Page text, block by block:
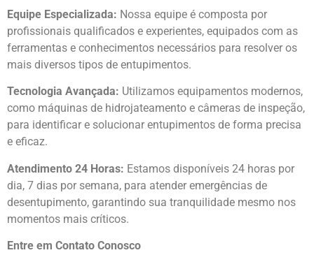
Equipe Especializada: Nossa equipe é composta por
profissionais qualificados e experientes, equipados com as
ferramentas e conhecimentos necessários para resolver os
mais diversos tipos de entupimentos.
Tecnologia Avançada: Utilizamos equipamentos modernos,
como máquinas de hidrojateamento e câmeras de inspeção,
para identificar e solucionar entupimentos de forma precisa
e eficaz.
Atendimento 24 Horas: Estamos disponíveis 24 horas por
dia, 7 dias por semana, para atender emergências de
desentupimento, garantindo sua tranquilidade mesmo nos
momentos mais críticos.
Entre em Contato Conosco